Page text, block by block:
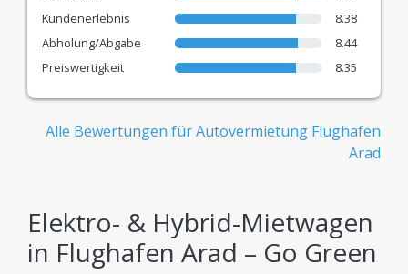
Kundenerlebnis
8.38
Abholung/Abgabe
8.44
Preiswertigkeit
8.35
Alle Bewertungen für Autovermietung Flughafen
Arad
Elektro- & Hybrid-Mietwagen
in Flughafen Arad – Go Green